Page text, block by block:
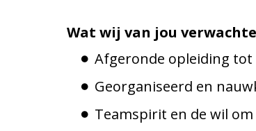
Wat wij van jou
Afgeronde opleiding tot
Georganiseerd en
Teamspirit en de wil